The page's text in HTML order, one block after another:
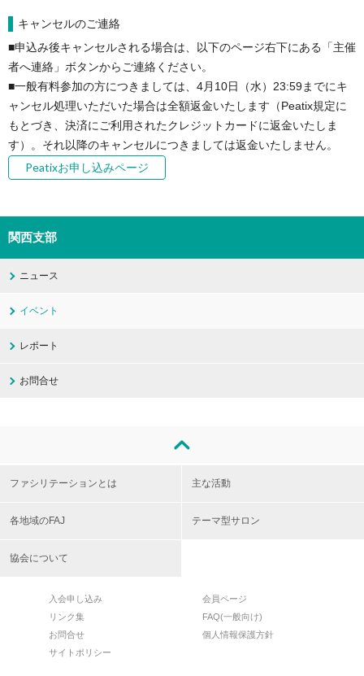
キャンセルのご連絡
■申込み後キャンセルされる場合は、以下のページ右下にある「主催
者へ連絡」ボタンからご連絡ください。
■一般有料参加の方につきましては、4月10日（水）23:59までにキ
ャンセル処理いただいた場合は全額返金いたします（Peatix規定に
もとづき、決済にご利用されたクレジットカードに返金いたしま
す）。それ以降のキャンセルにつきましては返金いたしません。
Peatixお申し込みページ
関西支部
ニュース
イベント
レポート
お問合せ
ファシリテーションとは 主な活動
各地域のFAJ テーマ型サロン
協会について
入会申し込み
会員ページ
リンク集
FAQ(一般向け)
お問合せ
個人情報保護方針
サイトポリシー